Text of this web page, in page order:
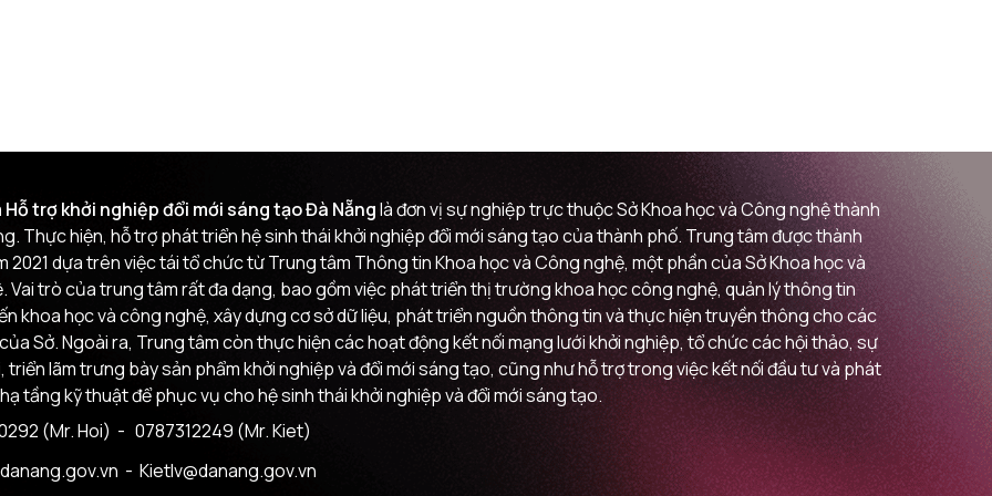
trợ khởi nghiệp đổi mới sáng tạo Đà Nẵnglà đơn vị sự nghiệp trực thuộc Sở Khoa học và Công nghệ thành
Thực hiện, hỗ trợ phát triển hệ sinh thái khởi nghiệp đổi mới sáng tạo của thành phố. Trung tâm được thành
2021 dựa trên việc tái tổ chức từ Trung tâm Thông tin Khoa học và Công nghệ, một phần của Sở Khoa học và
Vai trò của trung tâm rất đa dạng, bao gồm việc phát triển thị trường khoa học công nghệ, quản lý thông tin
khoa học và công nghệ, xây dựng cơ sở dữ liệu, phát triển nguồn thông tin và thực hiện truyền thông cho các
Sở. Ngoài ra, Trung tâm còn thực hiện các hoạt động kết nối mạng lưới khởi nghiệp, tổ chức các hội thảo, sự
triển lãm trưng bày sản phẩm khởi nghiệp và đổi mới sáng tạo, cũng như hỗ trợ trong việc kết nối đầu tư và phát
tầng kỹ thuật để phục vụ cho hệ sinh thái khởi nghiệp và đổi mới sáng tạo.
(Mr. Hoi) - 0787312249 (Mr. Kiet)
- Kietlv@danang.gov.vn